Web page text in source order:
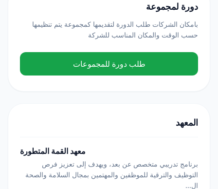
دورة لمجموعة
بامكان الشركات طلب الدورة لتقديمها كمجموعة يتم تنظيمها
حسب الوقت والمكان المناسب للشركة
طلب دورة للمجموعات
المعهد
معهد القمة المتطورة
برنامج تدريبي متخصص عن بعد، ويهدف إلى تعزيز فرص
التوظيف والترقية للموظفين والمهتمين بمجال السلامة والصحة
ال...